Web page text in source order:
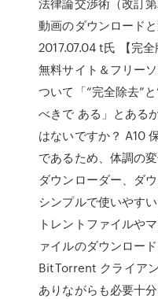
動画のダウンロード
2017.07.04 t氏 【完
無料サイト＆フリー
ついて「“完全除去”
べきで ある」とある
はないですか？ A10
であるため、体調の
ダウンローダー、ダ
シンプルで使いやす
トレントファイルや
ァイルのダウンロー
BitTorrent クライア
ありながらも必要十